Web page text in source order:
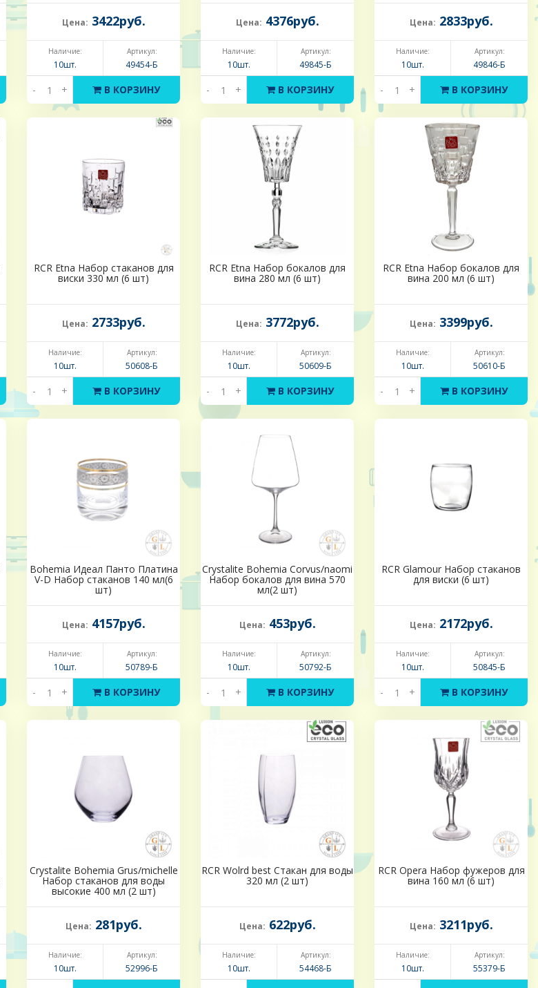
Цена: 3422руб.
Наличие:
10шт.
Артикул:
49454-Б
- + В КОРЗИНУ
Цена: 4376руб.
Наличие:
10шт.
Артикул:
49845-Б
- + В КОРЗИНУ
Цена: 2833руб.
Наличие:
10шт.
Артикул:
49846-Б
- + В КОРЗИНУ
RCR Etna Набор стаканов для
виски 330 мл (6 шт)
Цена: 2733руб.
Наличие:
10шт.
Артикул:
50608-Б
- + В КОРЗИНУ
RCR Etna Набор бокалов для
вина 280 мл (6 шт)
Цена: 3772руб.
Наличие:
10шт.
Артикул:
50609-Б
- + В КОРЗИНУ
RCR Etna Набор бокалов для
вина 200 мл (6 шт)
Цена: 3399руб.
Наличие:
10шт.
Артикул:
50610-Б
- + В КОРЗИНУ
Bohemia Идеал Панто Платина
V-D Набор стаканов 140 мл(6
шт)
Цена: 4157руб.
Наличие:
10шт.
Артикул:
50789-Б
- + В КОРЗИНУ
Crystalite Bohemia Corvus/naomi
Набор бокалов для вина 570
мл(2 шт)
Цена: 453руб.
Наличие:
10шт.
Артикул:
50792-Б
- + В КОРЗИНУ
RCR Glamour Набор стаканов
для виски (6 шт)
Цена: 2172руб.
Наличие:
10шт.
Артикул:
50845-Б
- + В КОРЗИНУ
Crystalite Bohemia Grus/michelle
Набор стаканов для воды
высокие 400 мл (2 шт)
Цена: 281руб.
Наличие:
10шт.
Артикул:
52996-Б
RCR Wolrd best Стакан для воды
320 мл (2 шт)
Цена: 622руб.
Наличие:
10шт.
Артикул:
54468-Б
RCR Opera Набор фужеров для
вина 160 мл (6 шт)
Цена: 3211руб.
Наличие:
10шт.
Артикул:
55379-Б